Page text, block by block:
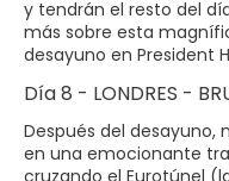
y tendrán el resto del
más sobre esta
desayuno en President
Día 8 - LONDRES -
Después del desayuno,
en una emocionante
cruzando el Eurotúnel